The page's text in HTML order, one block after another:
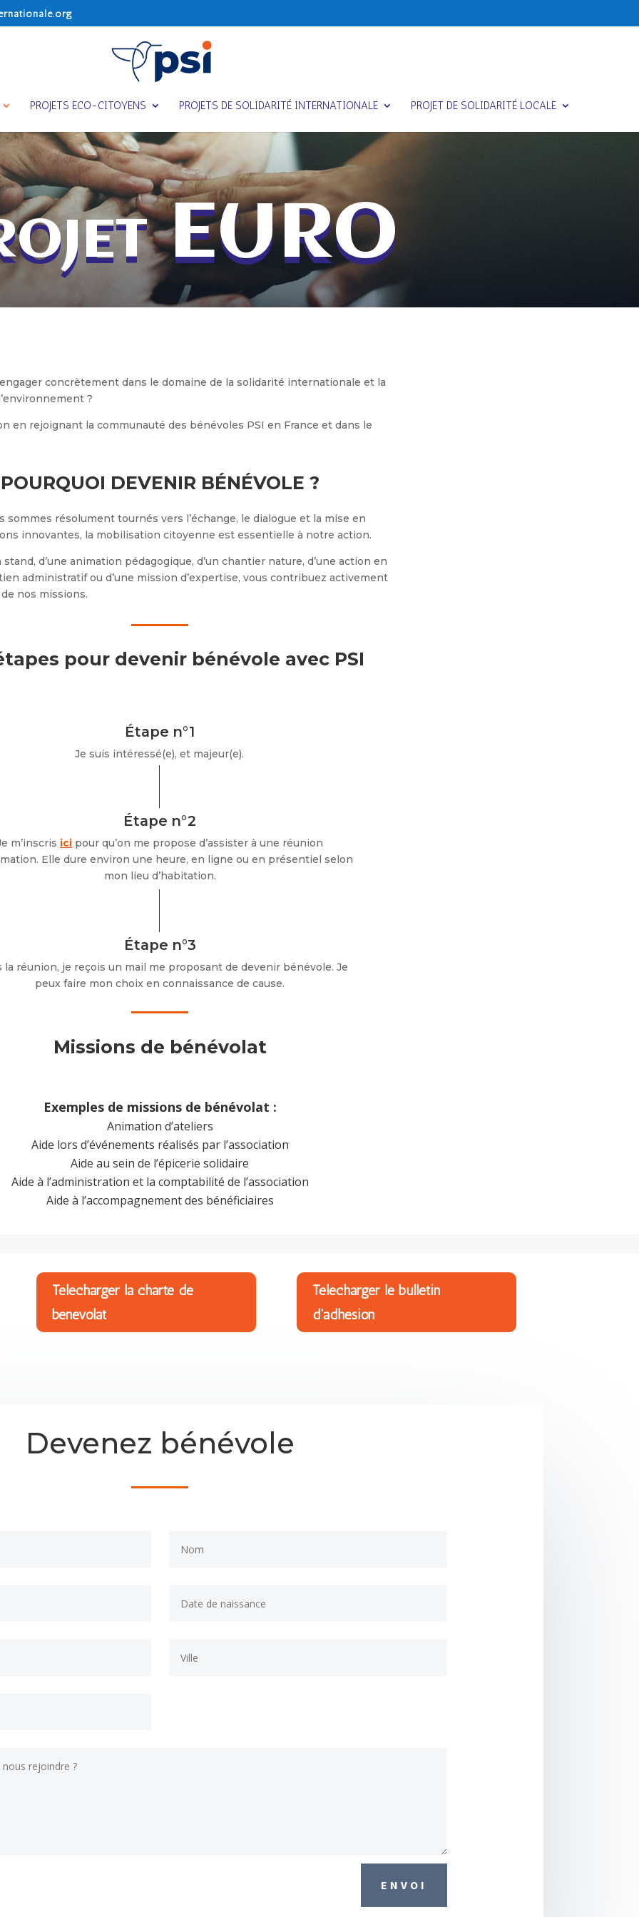
PROJETS ECO-CITOYENS PROJETS DE SOLIDARITÉ INTERNATIONALE PROJET DE SOLIDARITÉ LOCALE
EURO
concrètement dans le domaine de la solidarité internationale et la
?
en rejoignant la communauté des bénévoles PSI en France et dans le
POURQUOI DEVENIR BÉNÉVOLE ?
sommes résolument tournés vers l’échange, le dialogue et la mise en
innovantes, la mobilisation citoyenne est essentielle à notre action.
stand, d’une animation pédagogique, d’un chantier nature, d’une action en
administratif ou d’une mission d’expertise, vous contribuez activement
nos missions.
pour devenir bénévole avec PSI
Étape n°1
Je suis intéressé(e), et majeur(e).
Étape n°2
m’inscris ici pour qu’on me propose d’assister à une réunion
Elle dure environ une heure, en ligne ou en présentiel selon
mon lieu d’habitation.
Étape n°3
la réunion, je reçois un mail me proposant de devenir bénévole. Je
peux faire mon choix en connaissance de cause.
Missions de bénévolat
Exemples de missions de bénévolat :
Animation d’ateliers
Aide lors d’événements réalisés par l’association
Aide au sein de l’épicerie solidaire
Aide à l’administration et la comptabilité de l’association
Aide à l’accompagnement des bénéficiaires
Télécharger la charte de
bénévolat
Télécharger le bulletin
d'adhésion
Devenez bénévole
ENVOI